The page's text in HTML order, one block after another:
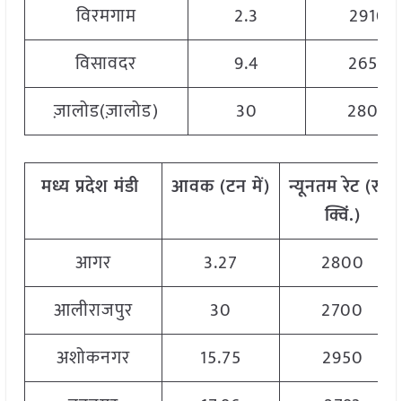
विरमगाम
2.3
2910
विसावदर
9.4
2650
ज़ालोड(ज़ालोड)
30 2800
मध्यप्रदेश मंडी आवक(टनमें) न्यूनतमरेट(रु
क्विं.)
आगर
3.27
2800
आलीराजपुर
30
2700
अशोकनगर
15.75
2950